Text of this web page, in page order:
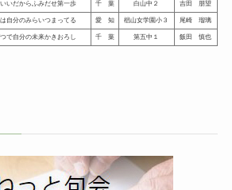
いだからふみだせ第一歩 千 葉 白山中２ 吉田 朋望
は自分のみらいつまってる 愛 知 椙山女学園小３ 尾崎 瑠璃
で自分の未来かきおろし 千 葉 第五中１ 飯田 慎也